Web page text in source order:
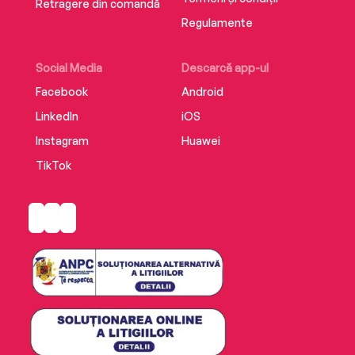
Retragere din comandă
Social Media
Facebook
LinkedIn
Instagram
TikTok
Descarcă app-ul
Android
iOS
Huawei
Regulamente